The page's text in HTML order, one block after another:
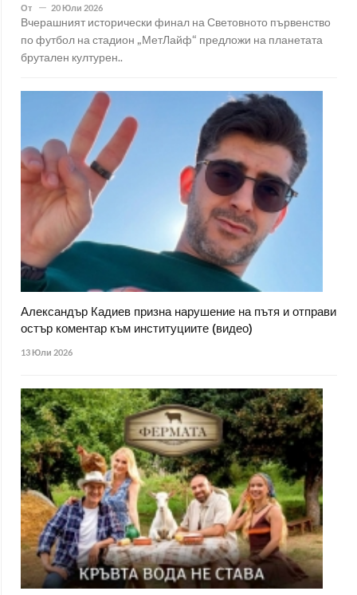
От 20 Юли 2026
Вчерашният исторически финал на Световното първенство
по футбол на стадион „МетЛайф“ предложи на планетата
брутален културен..
Александър Кадиев призна нарушение на пътя и отправи
остър коментар към институциите (видео)
13 Юли 2026